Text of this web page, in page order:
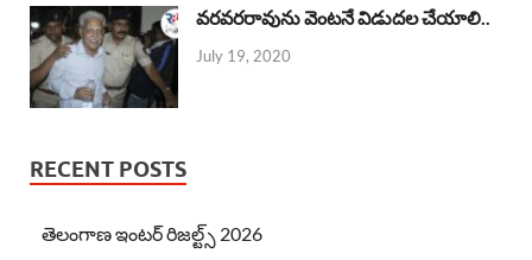
వరవరరావును వెంటనే విడుదల చేయాలి..
July 19, 2020
RECENT POSTS
తెలంగాణ ఇంటర్ రిజల్ట్స్ 2026